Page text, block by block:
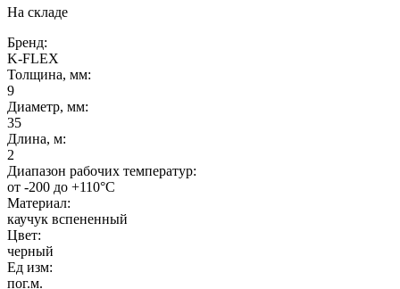
На складе
Бренд:
K-FLEX
Толщина, мм:
9
Диаметр, мм:
35
Длина, м:
2
Диапазон рабочих температур:
от -200 до +110°C
Материал:
каучук вспененный
Цвет:
черный
Ед изм:
пог.м.